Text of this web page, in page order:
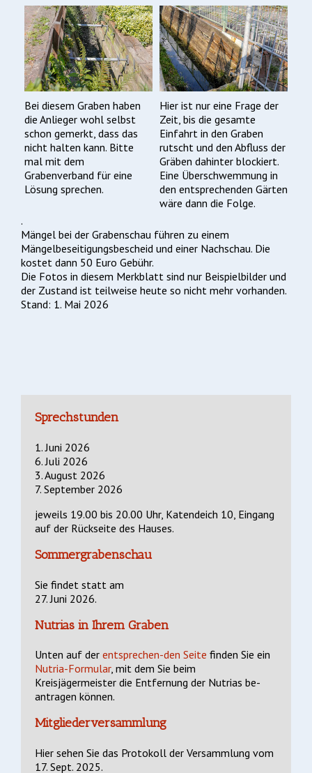
Bei diesem Graben haben
die Anlieger wohl selbst
schon gemerkt, dass das
nicht halten kann. Bitte
mal mit dem
Grabenverband für eine
Lösung sprechen.
Hier ist nur eine Frage der
Zeit, bis die gesamte
Einfahrt in den Graben
rutscht und den Abfluss der
Gräben dahinter blockiert.
Eine Überschwemmung in
den entsprechenden Gärten
wäre dann die Folge.
.
Mängel bei der Grabenschau führen zu einem
Mängelbeseitigungsbescheid und einer Nachschau. Die
kostet dann 50 Euro Gebühr.
Die Fotos in diesem Merkblatt sind nur Beispielbilder und
der Zustand ist teilweise heute so nicht mehr vorhanden.
Stand: 1. Mai 2026
Sprechstunden
1. Juni 2026
6. Juli 2026
3. August 2026
7. September 2026
jeweils 19.00 bis 20.00 Uhr, Katendeich 10, Eingang
auf der Rückseite des Hauses.
Sommergrabenschau
Sie findet statt am
27. Juni 2026.
Nutrias in Ihrem Graben
Unten auf der entsprechen-den Seite finden Sie ein
Nutria-Formular, mit dem Sie beim
Kreisjägermeister die Entfernung der Nutrias be-
antragen können.
Mitgliederversammlung
Hier sehen Sie das Protokoll der Versammlung vom
17. Sept. 2025.